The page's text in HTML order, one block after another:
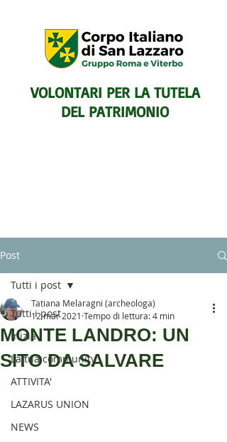
VOLONTARI PER LA TUTELA
DEL PATRIMONIO
E PER L'ASSISTENZA E IL
SOCCORSO DEGLI ESCURSIONISTI
SENTIERISTICO, ARCHEOLOGICO,
PAESAGGISTICO
E PER L'ASSISTENZA E IL
SOCCORSO DEGLI ESCURSIONISTI
Post
Tutti i post
Inizia
La tua community
ATTIVITA'
LAZARUS UNION
NEWS
Tutti i post
MONTE LANDRO: UN
SITO DA SALVARE
Tatiana Melaragni (archeologa)
12 mar 2021 Tempo di lettura: 4 min